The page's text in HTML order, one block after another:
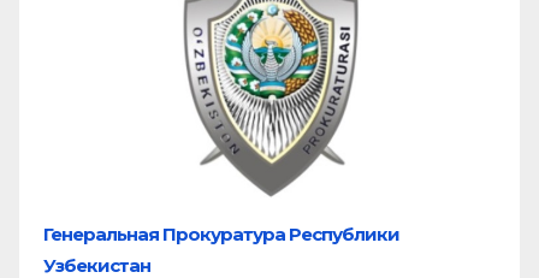
Генеральная Прокуратура Республики
Узбекистан